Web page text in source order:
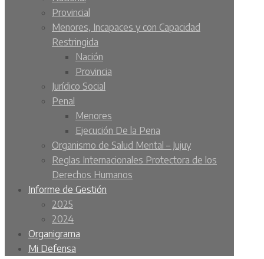
Provincial
Menores, Incapaces y con Capacidad
Restringida
Nación
Provincia
Jurídico Social
Penal
Menores
Ejecución De la Pena
Organismo de Salud Mental – Jujuy
Reglas Internacionales Protectora de los
Derechos Humanos
Informe de Gestión
2025
2024
Organigrama
Mi Defensa